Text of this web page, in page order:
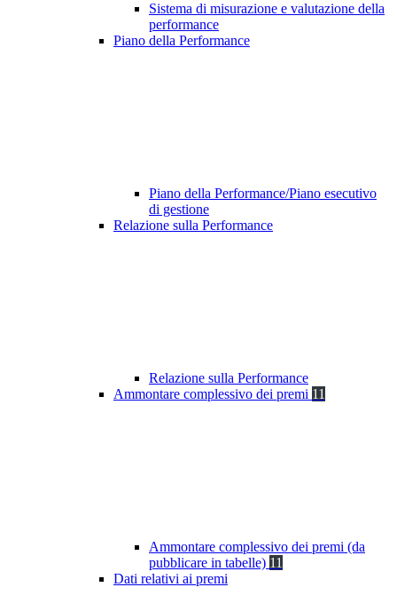
Sistema di misurazione e valutazione della
performance
Piano della Performance
Piano della Performance/Piano esecutivo
di gestione
Relazione sulla Performance
Relazione sulla Performance
Ammontare complessivo dei premi 11
Ammontare complessivo dei premi (da
pubblicare in tabelle) 11
Dati relativi ai premi